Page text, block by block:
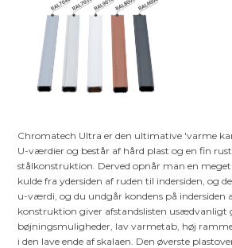
Chromatech Ultra er den ultimative 'varme
U-værdier og består af hård plast og en fin
stålkonstruktion. Derved opnår man en
kulde fra ydersiden af ruden til indersiden, og
u-værdi, og du undgår kondens på indersiden
konstruktion giver afstandslisten usædvanligt
bøjningsmuligheder, lav varmetab, høj
i den lave ende af skalaen. Den øverste